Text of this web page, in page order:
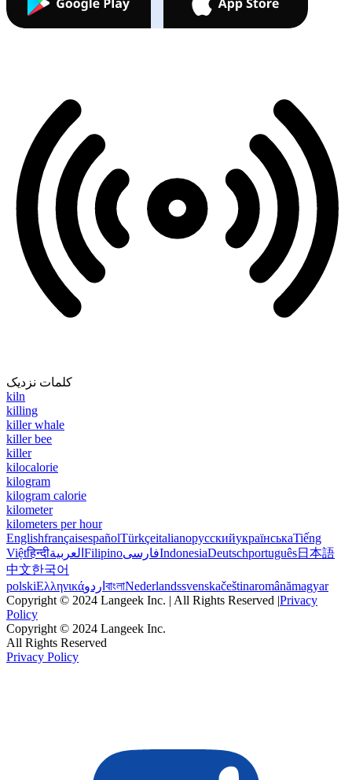
کلمات نزدیک
kiln
killing
killer whale
killer bee
killer
kilocalorie
kilogram
kilogram calorie
kilometer
kilometers per hour
EnglishfrançaisespañolTürkçeitalianoрусскийукраїнськаTiếng
Việtहिन्दीالعربية FilipinoفارسیIndonesiaDeutschportuguês日本語
中文한국어
polskiΕλληνικάاردو বাংলাNederlandssvenskačeštinaromânămagyar
Copyright © 2024 Langeek Inc. | All Rights Reserved |Privacy
Policy
Copyright © 2024 Langeek Inc.
All Rights Reserved
Privacy Policy